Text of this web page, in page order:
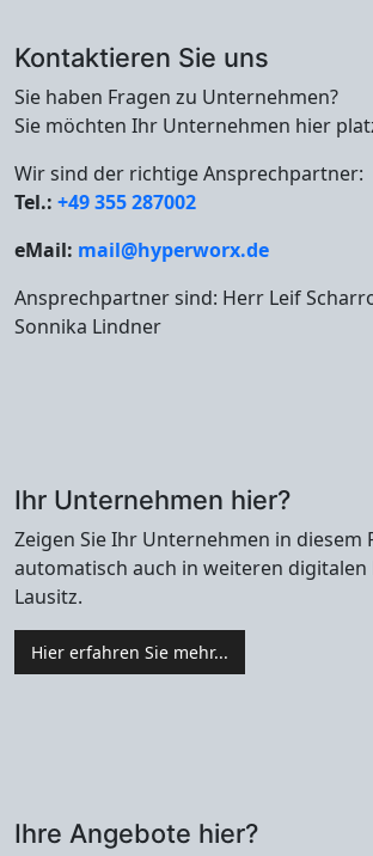
Kontaktieren Sie uns
Sie haben Fragen zu Unternehmen?
Sie möchten Ihr Unternehmen hier
Wir sind der richtige Ansprechpartner:
Tel.: +49 355 287002
eMail: mail@hyperworx.de
Ansprechpartner sind: Herr Leif
Sonnika Lindner
Ihr Unternehmen hier?
Zeigen Sie Ihr Unternehmen in diesem
automatisch auch in weiteren
Lausitz.
Hier erfahren Sie mehr...
Ihre Angebote hier?